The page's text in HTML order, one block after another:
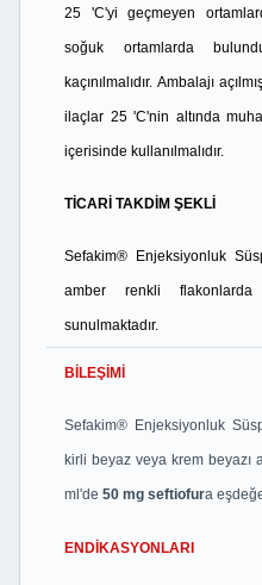
25 'C'yi geçmeyen
soğuk ortamlarda
kaçınılmalıdır. Ambalajı
ilaçlar 25 'C'nin altında
içerisinde kullanılmalıdır.
TİCARİ TAKDİM ŞEKLİ
Sefakim® Enjeksiyonluk
amber renkli
sunulmaktadır.
BİLEŞİMİ
Sefakim® Enjeksiyonluk
kirli beyaz veya krem beyazı
ml'de50 mg seftiofura
ENDİKASYONLARI